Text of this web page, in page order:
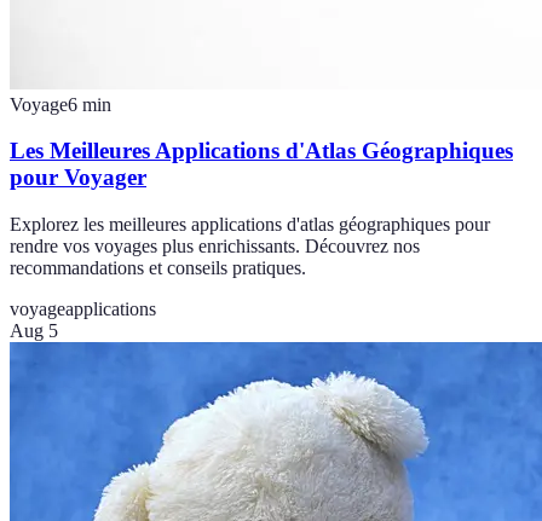
Voyage6 min
Les Meilleures Applications d'Atlas Géographiques
pour Voyager
Explorez les meilleures applications d'atlas géographiques pour
rendre vos voyages plus enrichissants. Découvrez nos
recommandations et conseils pratiques.
voyageapplications
Aug 5